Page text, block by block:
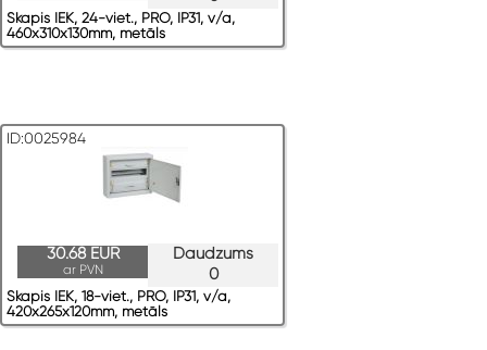
Skapis IEK, 24-viet., PRO, IP31, v/a,
460x310x130mm, metāls
ID:0025984
Daudzums
0
30.68 EUR
ar PVN
Skapis IEK, 18-viet., PRO, IP31, v/a,
420x265x120mm, metāls